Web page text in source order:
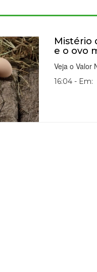
Mistério
e o ovo
Veja o Valor
16:04 - Em: